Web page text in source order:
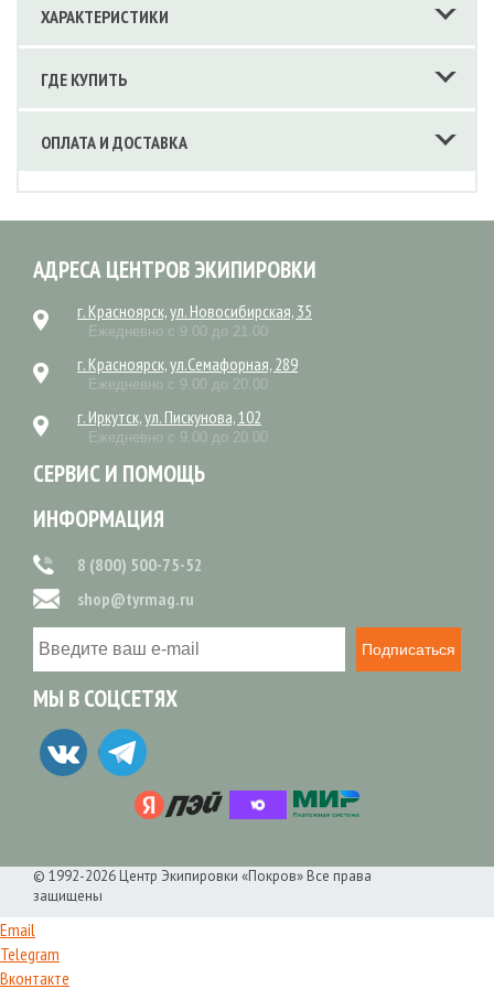
ХАРАКТЕРИСТИКИ
ГДЕ КУПИТЬ
ОПЛАТА И ДОСТАВКА
АДРЕСА ЦЕНТРОВ ЭКИПИРОВКИ
г. Красноярск, ул. Новосибирская, 35
Ежедневно с 9.00 до 21.00
г. Красноярск, ул.Семафорная, 289
Ежедневно с 9.00 до 20.00
г. Иркутск, ул. Пискунова, 102
Ежедневно с 9.00 до 20.00
СЕРВИС И ПОМОЩЬ
ИНФОРМАЦИЯ
8 (800) 500-75-52
shop@tyrmag.ru
Подписаться
МЫ В СОЦСЕТЯХ
© 1992-2026 Центр Экипировки «Покров» Все права
защищены
Email
Telegram
Вконтакте